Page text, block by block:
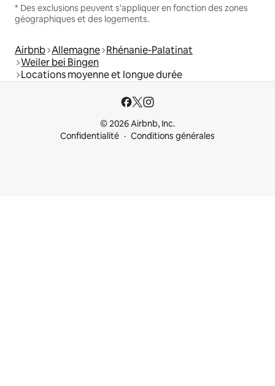
* Des exclusions peuvent s'appliquer en fonction des zones
géographiques et des logements.
Airbnb Allemagne Rhénanie-Palatinat
Weiler bei Bingen
Locations moyenne et longue durée
© 2026 Airbnb, Inc.
Confidentialité
Conditions générales